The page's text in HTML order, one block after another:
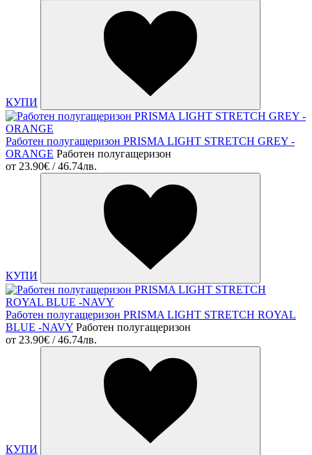
КУПИ
Работен полугащеризон PRISMA LIGHT STRETCH GREY -
ORANGE Работен полугащеризон
от 23.90€ / 46.74лв.
КУПИ
Работен полугащеризон PRISMA LIGHT STRETCH ROYAL
BLUE -NAVY Работен полугащеризон
от 23.90€ / 46.74лв.
КУПИ